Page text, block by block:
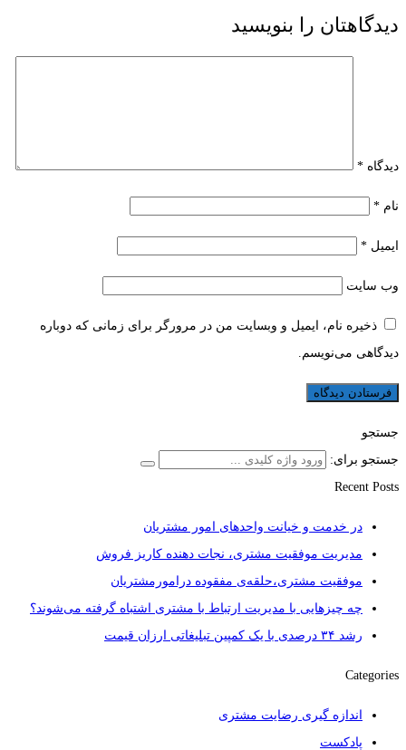
دیدگاهتان را بنویسید
دیدگاه *
نام *
ایمیل *
وب‌ سایت
ذخیره نام، ایمیل و وبسایت من در مرورگر برای زمانی که دوباره
دیدگاهی می‌نویسم.
جستجو
جستجو برای:
Recent Posts
در خدمت و خیانت واحدهای امور مشتریان
مدیریت موفقیت مشتری، نجات دهنده کاریز فروش
موفقیت مشتری،حلقه‌ی مفقوده درامورمشتریان
چه چیزهایی با مدیریت ارتباط با مشتری اشتباه گرفته می‌شوند؟
رشد ۳۴ درصدی با یک کمپین تبلیغاتی ارزان قیمت
Categories
اندازه گیری رضایت مشتری
پادکست